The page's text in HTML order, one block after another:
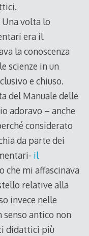
volta lo
era il
la conoscenza
scienze in un
e chiuso.
del Manuale delle
adoravo – anche
considerato
da parte dei
il
che mi affascinava
relative alla
invece nelle
antico non
didattici più